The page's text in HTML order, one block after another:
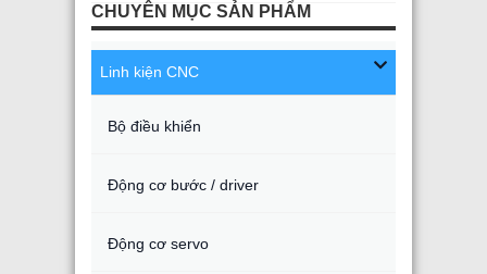
CHUYÊN MỤC SẢN PHẨM
Linh kiện CNC
Bộ điều khiển
Động cơ bước / driver
Động cơ servo